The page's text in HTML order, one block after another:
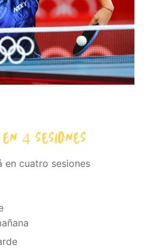
4 SESIONES
en cuatro sesiones